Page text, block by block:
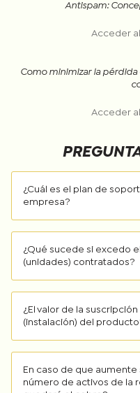
Antispam:
Acceder
Como minimizar la
Acceder
¿Cuál es el plan de
empresa?
¿Qué sucede si excedo
(unidades) contratados?
¿El valor de la
(instalación) del
En caso de que aumente
número de activos de la